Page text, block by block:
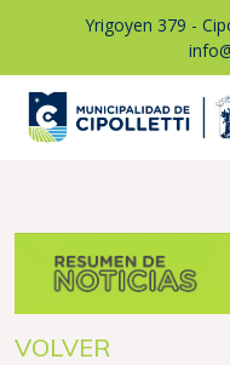
Yrigoyen 379 -
VOLVER